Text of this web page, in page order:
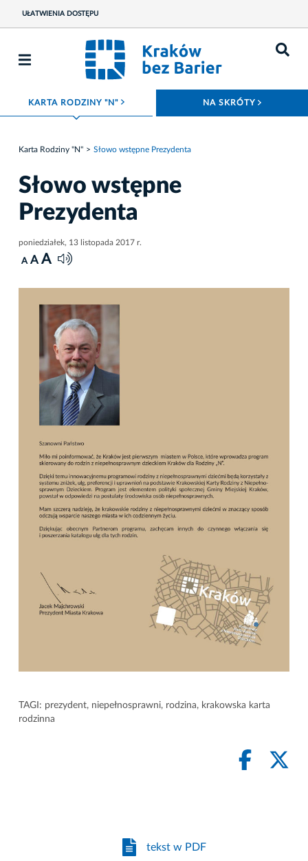
UŁATWIENIA DOSTĘPU
KARTA RODZINY "N" ROZWIŃ MENU NA SKRÓTY
Karta Rodziny "N" Słowo wstępne Prezydenta
Słowo wstępne
Prezydenta
poniedziałek, 13 listopada 2017 r.
A A A
TAGI: prezydent, niepełnosprawni, rodzina, krakowska karta
rodzinna
tekst w PDF